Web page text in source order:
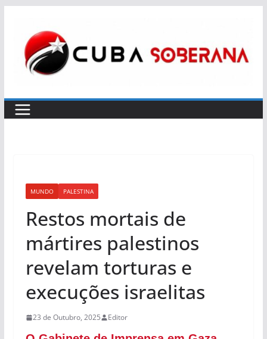
content
MUNDO PALESTINA
Restos mortais de
mártires palestinos
revelam torturas e
execuções israelitas
23 de Outubro, 2025 Editor